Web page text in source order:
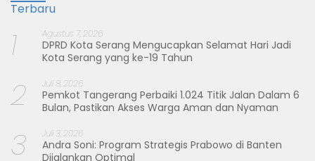
Terbaru
1 Agustus 7, 2026
DPRD Kota Serang Mengucapkan Selamat Hari Jadi
Kota Serang yang ke-19 Tahun
2 Juli 8, 2026
Pemkot Tangerang Perbaiki 1.024 Titik Jalan Dalam 6
Bulan, Pastikan Akses Warga Aman dan Nyaman
3 Juli 3, 2026
Andra Soni: Program Strategis Prabowo di Banten
Dijalankan Optimal